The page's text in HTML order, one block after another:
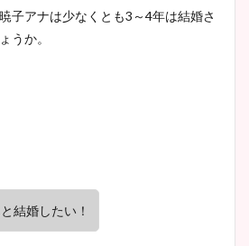
子アナは少なくとも3～4年は結婚さ
うか。
結婚したい！